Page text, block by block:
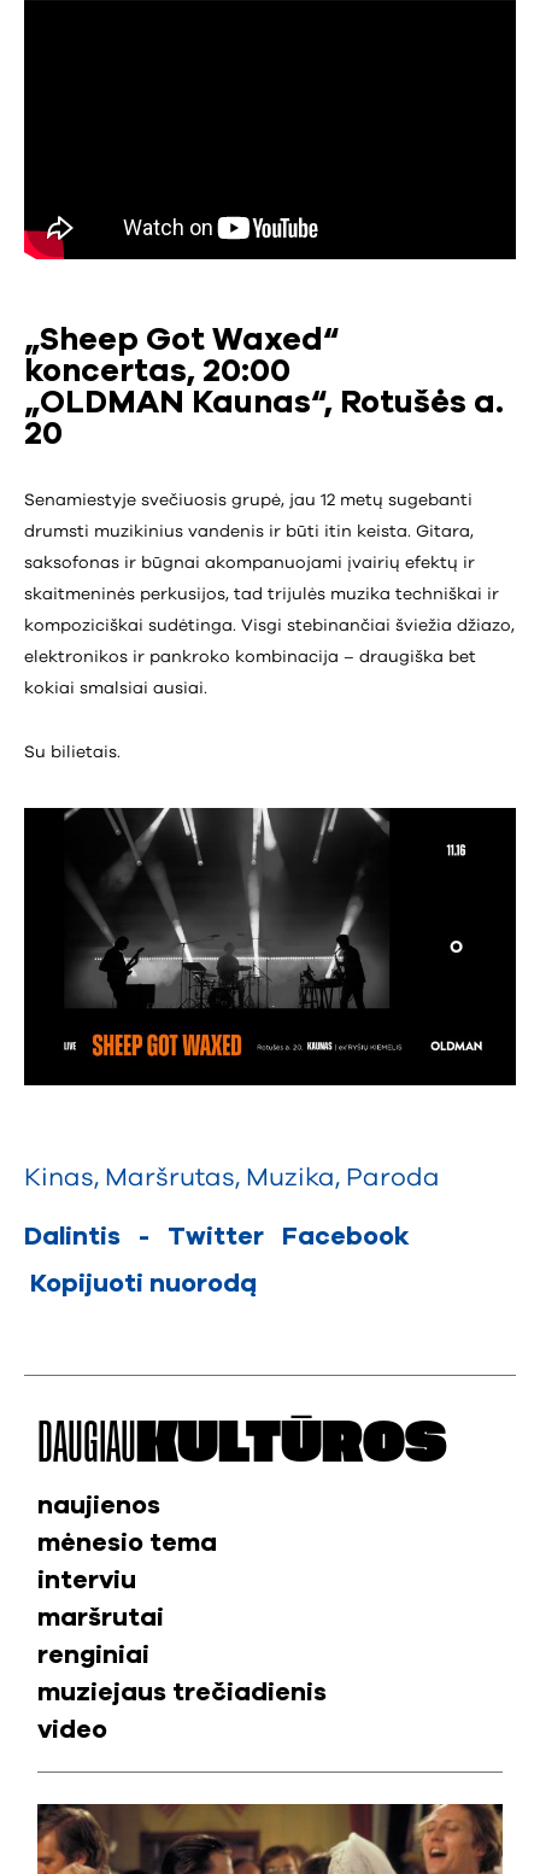
„Sheep Got Waxed“
koncertas, 20:00
„OLDMAN Kaunas“, Rotušės a.
20
Senamiestyje svečiuosis grupė, jau 12 metų sugebanti
drumsti muzikinius vandenis ir būti itin keista. Gitara,
saksofonas ir būgnai akompanuojami įvairių efektų ir
skaitmeninės perkusijos, tad trijulės muzika techniškai ir
kompoziciškai sudėtinga. Visgi stebinančiai šviežia džiazo,
elektronikos ir pankroko kombinacija – draugiška bet
kokiai smalsiai ausiai.
Su bilietais.
Kinas, Maršrutas, Muzika, Paroda
Dalintis - Twitter
Facebook
Kopijuoti nuorodą
DAUGIAU KULTŪROS
naujienos
mėnesio tema
interviu
maršrutai
renginiai
muziejaus trečiadienis
video